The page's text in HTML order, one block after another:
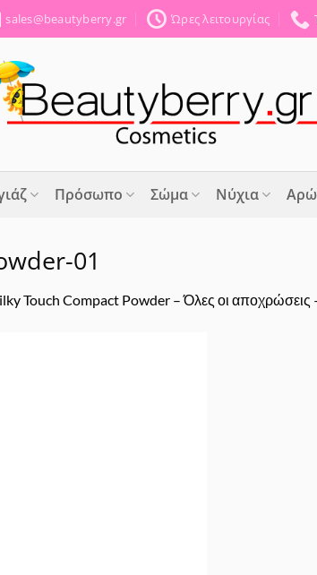
sales@beautyberry.gr Ώρες λειτουργίας
Πρόσωπο Σώμα Νύχια
01
Touch Compact Powder – Όλες οι αποχρώσεις